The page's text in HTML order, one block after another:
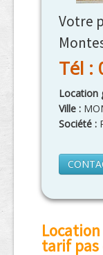
Votre
Tél :
Location
Ville :
Société :
tarif pas